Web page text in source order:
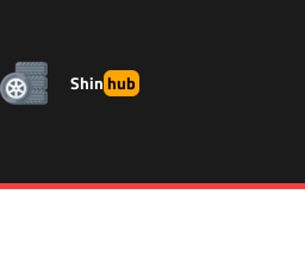
Shinhub